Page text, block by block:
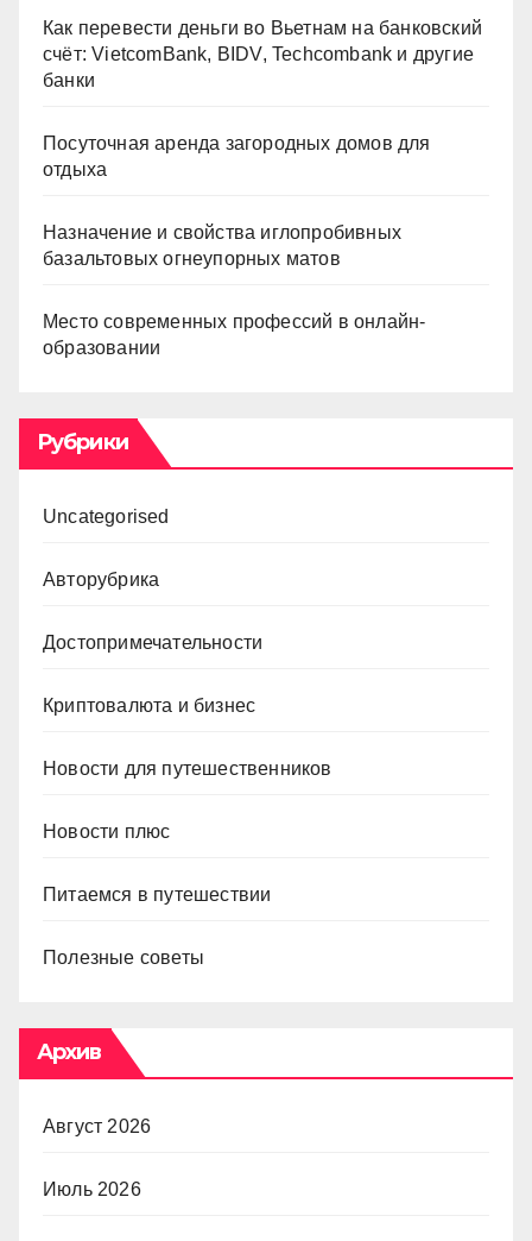
Как перевести деньги во Вьетнам на банковский
счёт: VietcomBank, BIDV, Techcombank и другие
банки
Посуточная аренда загородных домов для
отдыха
Назначение и свойства иглопробивных
базальтовых огнеупорных матов
Место современных профессий в онлайн-
образовании
Рубрики
Uncategorised
Авторубрика
Достопримечательности
Криптовалюта и бизнес
Новости для путешественников
Новости плюс
Питаемся в путешествии
Полезные советы
Архив
Август 2026
Июль 2026